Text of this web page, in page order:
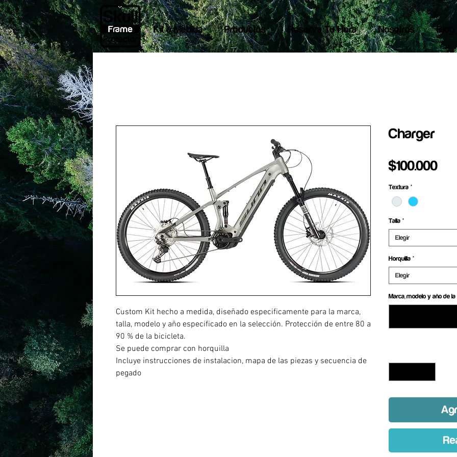
Kit a Medida Productos Reserva Tu Hora Nosotros Blog
Custom Kit hecho a medida, diseñado especificamente para la marca,
talla, modelo y año especificado en la selección. Protección de entre 80 a
90 % de la bicicleta.
Se puede comprar con horquilla
Incluye instrucciones de instalacion, mapa de las piezas y secuencia de
pegado
Charger
$100.000
Textura *
Talla *
Elegir
Horquilla *
Elegir
Marca, modelo y año de la